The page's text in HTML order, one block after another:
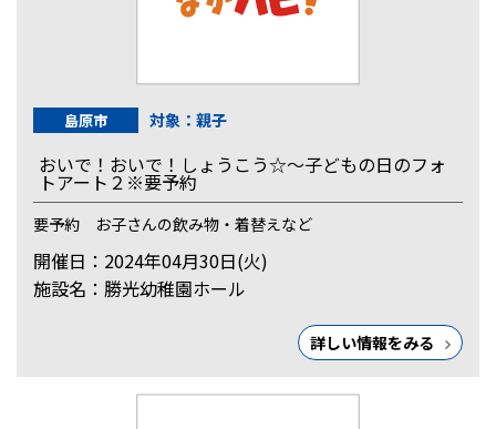
島原市 対象：親子
おいで！おいで！しょうこう☆～子どもの日のフォ
トアート２※要予約
要予約 お子さんの飲み物・着替えなど
開催日：2024年04月30日(火)
施設名：勝光幼稚園ホール
詳しい情報をみる